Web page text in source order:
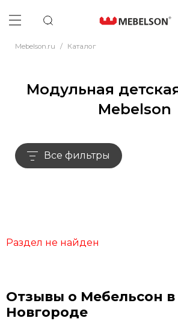
Mebelson.ru / Каталог
Модульная
Mebelson
Все фильтры
Раздел не найден
Отзывы о Мебельсон
Новгороде